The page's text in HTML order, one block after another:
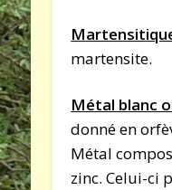
martensite.
Métal blanc
donné en
Métal
zinc. Celui-ci